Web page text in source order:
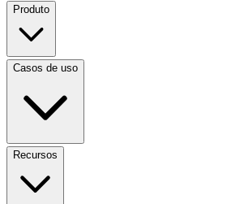
Produto
Casos de uso
Recursos